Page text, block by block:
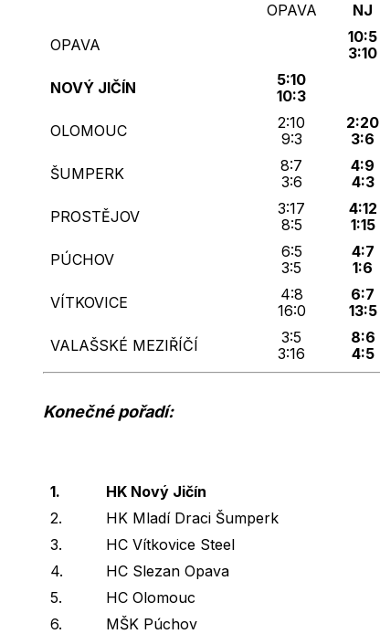
OPAVA NJ
OPAVA
10:5
3:10
NOVÝ JIČÍN
5:10
10:3
OLOMOUC
2:10
9:3
2:20
3:6
ŠUMPERK
8:7
3:6
4:9
4:3
PROSTĚJOV
3:17
8:5
4:12
1:15
PÚCHOV
6:5
3:5
4:7
1:6
VÍTKOVICE
4:8
16:0
6:7
13:5
VALAŠSKÉ MEZIŘÍČÍ
3:5
3:16
8:6
4:5
Konečné pořadí:
1.
HK Nový Jičín
2.
HK Mladí Draci Šumperk
3.
HC Vítkovice Steel
4.
HC Slezan Opava
5.
HC Olomouc
6.
MŠK Púchov